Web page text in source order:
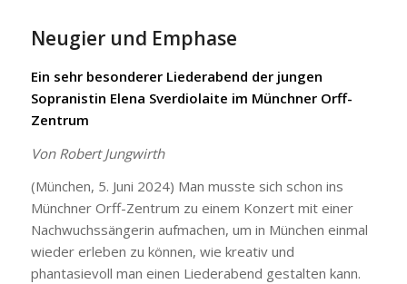
Neugier und Emphase
Ein sehr besonderer Liederabend der jungen
Sopranistin Elena Sverdiolaite im Münchner Orff-
Zentrum
Von Robert Jungwirth
(München, 5. Juni 2024) Man musste sich schon ins
Münchner Orff-Zentrum zu einem Konzert mit einer
Nachwuchssängerin aufmachen, um in München einmal
wieder erleben zu können, wie kreativ und
phantasievoll man einen Liederabend gestalten kann.